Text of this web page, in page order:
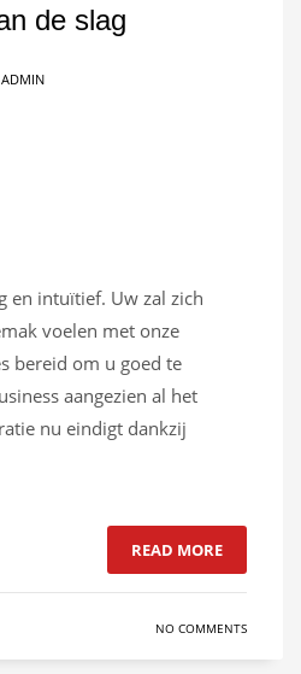
de slag
ADMIN
en intuïtief. Uw zal zich
voelen met onze
bereid om u goed te
aangezien al het
nu eindigt dankzij
READ MORE
NO COMMENTS